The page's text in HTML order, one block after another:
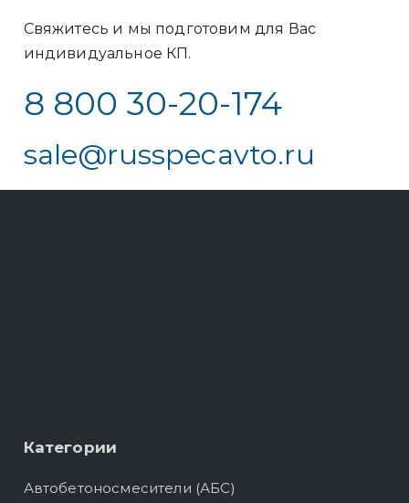
Свяжитесь и мы подготовим для Вас
индивидуальное КП.
8 800 30-20-174
sale@russpecavto.ru
Категории
Автобетоносмесители (АБС)